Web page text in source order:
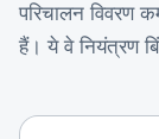
परिचालन विवरण
हैं। ये वे नियंत्रण